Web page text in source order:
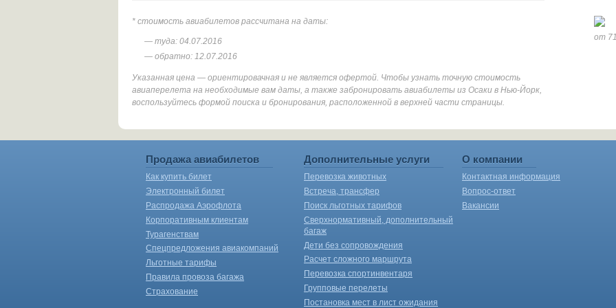
* стоимость авиабилетов рассчитана на даты:
— туда: 04.07.2016
— обратно: 12.07.2016
Указанная цена — ориентировачная и не является офертой. Чтобы узнать точную стоимость
авиаперелета на необходимые вам даты, а также забронировать авиабилеты из Осаки в Нью-Йорк,
воспользуйтесь формой поиска и бронирования, расположенной в верхней части страницы.
от
Продажа авиабилетов
Как купить билет
Электронный билет
Распродажа Аэрофлота
Корпоративным клиентам
Турагенствам
Спецпредложения авиакомпаний
Льготные тарифы
Правила провоза багажа
Страхование
Дополнительные услуги
Перевозка животных
Встреча, трансфер
Поиск льготных тарифов
Сверхнормативный, дополнительный
багаж
Дети без сопровождения
Расчет сложного маршрута
Перевозка спортинвентаря
Групповые перелеты
Постановка мест в лист ожидания
О компании
Контактная информация
Вопрос-ответ
Вакансии